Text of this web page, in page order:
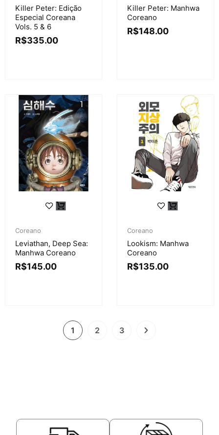
Killer Peter: Edição
Especial Coreana
Vols. 5 & 6
R$335.00
Killer Peter: Manhwa
Coreano
R$148.00
Coreano
Leviathan, Deep Sea:
Manhwa Coreano
R$145.00
Coreano
Lookism: Manhwa
Coreano
R$135.00
1 2 3